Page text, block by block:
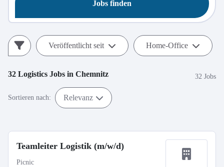
Jobs finden
Veröffentlicht seit Home-Office
32 Logistics Jobs in Chemnitz 32 Jobs
Sortieren nach: Relevanz
Teamleiter Logistik (m/w/d)
Picnic